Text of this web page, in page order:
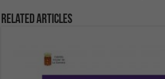
Related Articles